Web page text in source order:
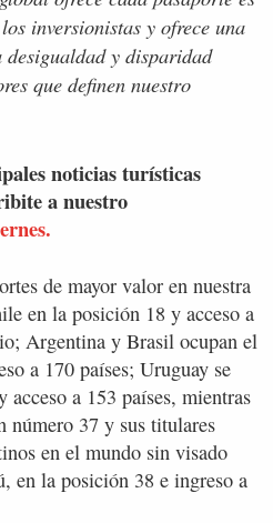
inversionistas y ofrece una
desigualdad y disparidad
que definen nuestro
noticias turísticas
a nuestro
de mayor valor en nuestra
en la posición 18 y acceso a
Argentina y Brasil ocupan el
a 170 países; Uruguay se
acceso a 153 países, mientras
número 37 y sus titulares
en el mundo sin visado
en la posición 38 e ingreso a